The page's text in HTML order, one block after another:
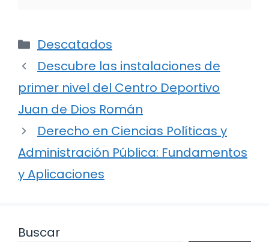
Categorías
Descatados
Descubre las instalaciones de
primer nivel del Centro Deportivo
Juan de Dios Román
Derecho en Ciencias Políticas y
Administración Pública: Fundamentos
y Aplicaciones
Buscar